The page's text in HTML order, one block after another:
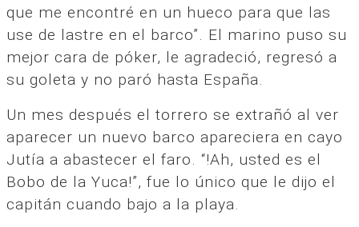
que me encontré en un hueco para que las
use de lastre en el barco”. El marino puso su
mejor cara de póker, le agradeció, regresó a
su goleta y no paró hasta España.
Un mes después el torrero se extrañó al ver
aparecer un nuevo barco apareciera en cayo
Jutía a abastecer el faro. “!Ah, usted es el
Bobo de la Yuca!”, fue lo único que le dijo el
capitán cuando bajo a la playa.